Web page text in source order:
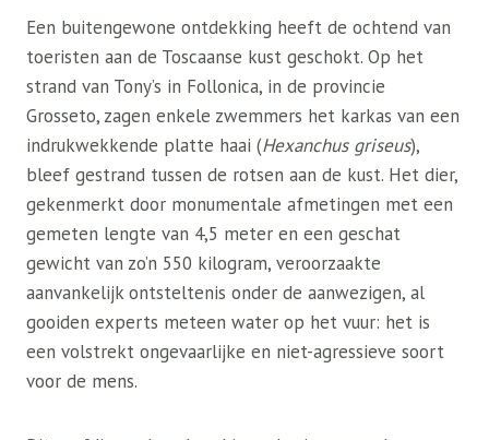
Een buitengewone ontdekking heeft de ochtend van
toeristen aan de Toscaanse kust geschokt. Op het
strand van Tony’s in Follonica, in de provincie
Grosseto, zagen enkele zwemmers het karkas van een
indrukwekkende platte haai (Hexanchus griseus),
bleef gestrand tussen de rotsen aan de kust. Het dier,
gekenmerkt door monumentale afmetingen met een
gemeten lengte van 4,5 meter en een geschat
gewicht van zo’n 550 kilogram, veroorzaakte
aanvankelijk ontsteltenis onder de aanwezigen, al
gooiden experts meteen water op het vuur: het is
een volstrekt ongevaarlijke en niet-agressieve soort
voor de mens.